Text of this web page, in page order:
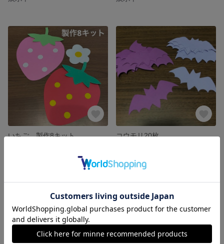
いちご 製作8キット
コウモリ20枚